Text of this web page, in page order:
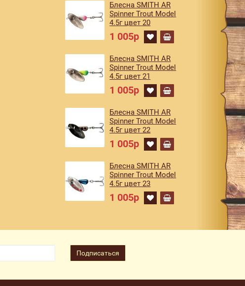
Блесна SMITH AR
Spinner Trout Model
4.5г цвет 20
1 005р
Блесна SMITH AR
Spinner Trout Model
4.5г цвет 21
1 005р
Блесна SMITH AR
Spinner Trout Model
4.5г цвет 22
1 005р
Блесна SMITH AR
Spinner Trout Model
4.5г цвет 23
1 005р
Подписаться